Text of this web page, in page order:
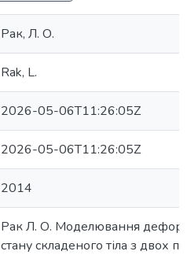
Рак, Л. О.
Rak, L.
2026-05-06T11:26:05Z
2026-05-06T11:26:05Z
2014
Рак Л. О. Моделювання
стану складеного тіла з двох